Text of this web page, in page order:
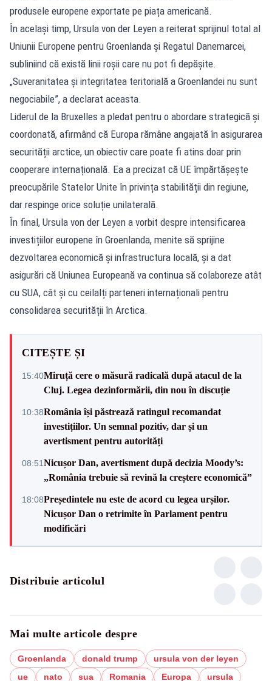
produsele europene exportate pe piața americană.
În același timp, Ursula von der Leyen a reiterat sprijinul total al
Uniunii Europene pentru Groenlanda și Regatul Danemarcei,
subliniind că există linii roșii care nu pot fi depășite.
„Suveranitatea și integritatea teritorială a Groenlandei nu sunt
negociabile”, a declarat aceasta.
Liderul de la Bruxelles a pledat pentru o abordare strategică și
coordonată, afirmând că Europa rămâne angajată în asigurarea
securității arctice, un obiectiv care poate fi atins doar prin
cooperare internațională. Ea a precizat că UE împărtășește
preocupările Statelor Unite în privința stabilității din regiune,
dar respinge orice soluție unilaterală.
În final, Ursula von der Leyen a vorbit despre intensificarea
investițiilor europene în Groenlanda, menite să sprijine
dezvoltarea economică și infrastructura locală, și a dat
asigurări că Uniunea Europeană va continua să colaboreze atât
cu SUA, cât și cu ceilalți parteneri internaționali pentru
consolidarea securității în Arctica.
CITEȘTE ȘI
15:40Miruță cere o măsură radicală după atacul de la
Cluj. Legea dezinformării, din nou în discuție
10:38România își păstrează ratingul recomandat
investițiilor. Un semnal pozitiv, dar și un
avertisment pentru autorități
08:51Nicușor Dan, avertisment după decizia Moody’s:
„România trebuie să revină la creștere economică”
18:08Președintele nu este de acord cu legea urșilor.
Nicușor Dan o retrimite în Parlament pentru
modificări
Distribuie articolul
Mai multe articole despre
Groenlanda donald trump
ursula von der leyen
ue
nato sua Romania Europa ursula